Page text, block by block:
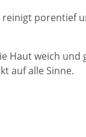
porentief
weich und
auf alle Sinne.